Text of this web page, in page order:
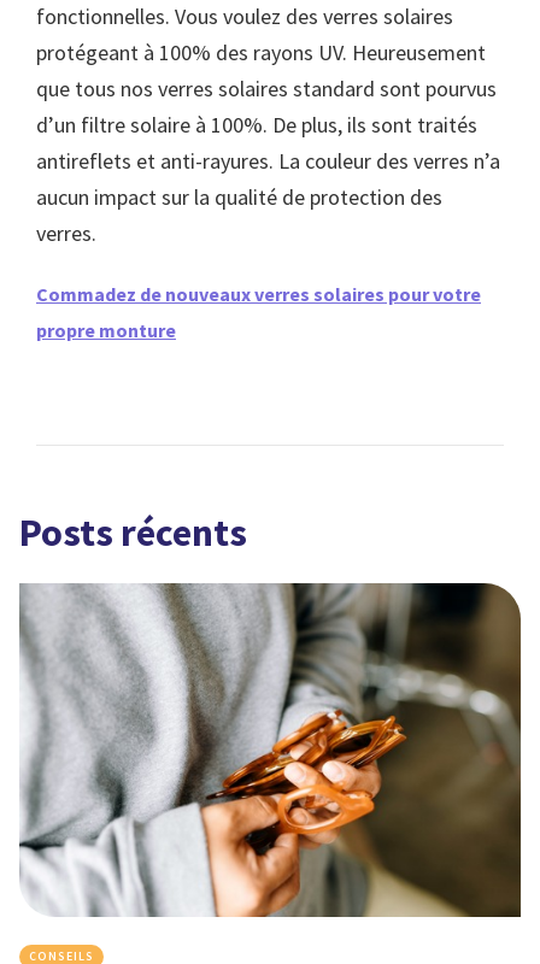
fonctionnelles. Vous voulez des verres solaires
protégeant à 100% des rayons UV. Heureusement
que tous nos verres solaires standard sont pourvus
d’un filtre solaire à 100%. De plus, ils sont traités
antireflets et anti-rayures. La couleur des verres n’a
aucun impact sur la qualité de protection des
verres.
Commadez de nouveaux verres solaires pour votre
propre monture
Posts récents
CONSEILS